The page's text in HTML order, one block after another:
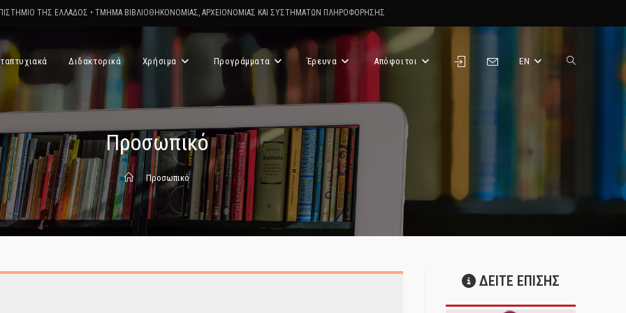
ΤΗΣ ΕΛΛΑΔΟΣ • ΤΜΗΜΑ ΒΙΒΛΙΟΘΗΚΟΝΟΜΙΑΣ, ΑΡΧΕΙΟΝΟΜΙΑΣ ΚΑΙ ΣΥΣΤΗΜΑΤΩΝ ΠΛΗΡΟΦΟΡΗΣΗΣ
Διδακτορικά Χρήσιμα Προγράμματα Έρευνα Απόφοιτοι EN Toggle
Προσωπικό
Προσωπικό
ΔΕΙΤΕ ΕΠΙΣΗΣ